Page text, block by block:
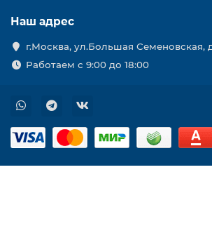
Наш адрес
г.Москва, ул.Большая Семеновская,
Работаем с 9:00 до 18:00